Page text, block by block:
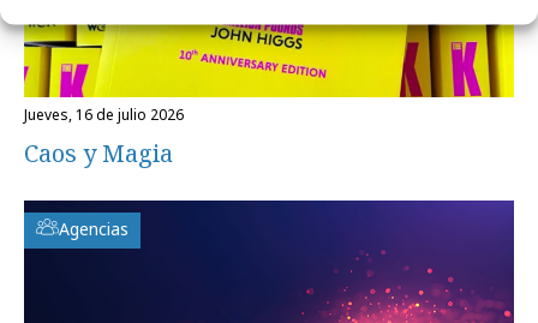
jueves, 16 de julio 2026
Caos y Magia
Agencias